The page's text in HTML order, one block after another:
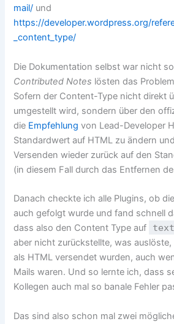
mail/ und
https://developer.wordpress.org/
_content_type/
Die Dokumentation selbst war nicht
Contributed Notes lösten das
Sofern der Content-Type nicht direkt
umgestellt wird, sondern über den
die Empfehlung von Lead-Developer
Standardwert auf HTML zu ändern
Versenden wieder zurück auf den
(in diesem Fall durch das Entfernen
Danach checkte ich alle Plugins, ob
auch gefolgt wurde und fand schnell
dass also den Content Type auf
aber nicht zurückstellte, was auslöste,
als HTML versendet wurden, auch
Mails waren. Und so lernte ich, dass
Kollegen auch mal so banale Fehler
Das sind also schon mal zwei